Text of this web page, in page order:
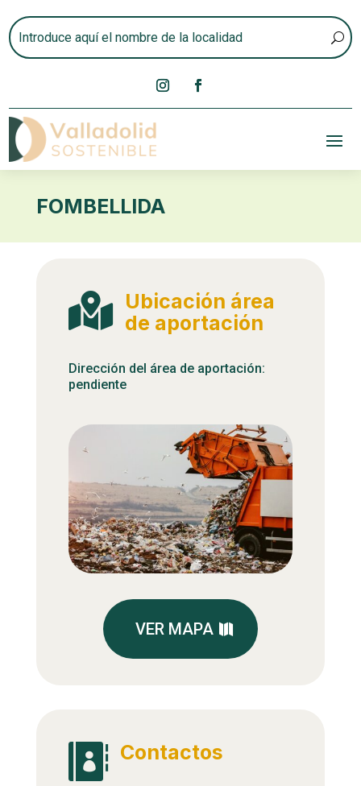
FOMBELLIDA
 Ubicación área
de aportación
Dirección del área de aportación:
pendiente
VER MAPA
 Contactos